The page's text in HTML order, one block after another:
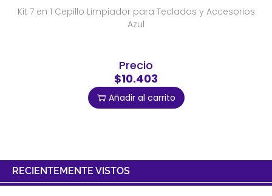
Kit 7 en 1 Cepillo Limpiador para Teclados y Accesorios
Azul
Precio
$10.403
Añadir al carrito
RECIENTEMENTE VISTOS